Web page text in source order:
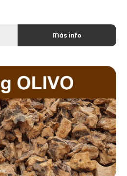
Más info